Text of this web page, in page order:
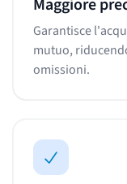
Maggiore
Garantisce
mutuo,
omissioni.